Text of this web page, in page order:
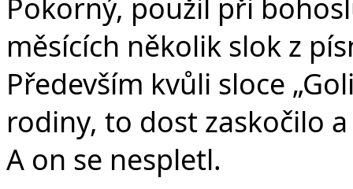
Pokorný, použil při
měsících několik slok z
Především kvůli sloce
rodiny, to dost zaskočilo
A on se nespletl.